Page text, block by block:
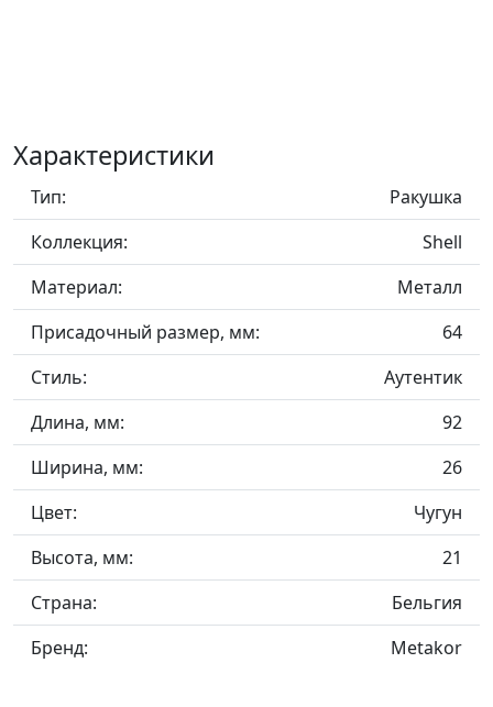
Характеристики
Тип:
Ракушка
Коллекция:
Shell
Материал:
Металл
Присадочный размер, мм:
64
Стиль:
Аутентик
Длина, мм:
92
Ширина, мм:
26
Цвет:
Чугун
Высота, мм:
21
Страна:
Бельгия
Бренд:
Metakor